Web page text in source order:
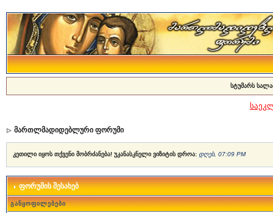
სტუმარს
მართლმადიდებლური ფორუმი
კეთილი იყოს თქვენი მობრძანება! უკანასკნელი ვიზიტის დროა: დღეს, 07:09 PM
ფორუმის შესახებ
განყოფილებები